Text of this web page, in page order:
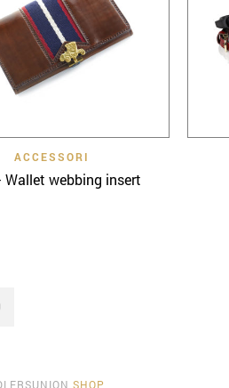
Quick View
ACCESSORI
Wallet webbing insert
SHOP